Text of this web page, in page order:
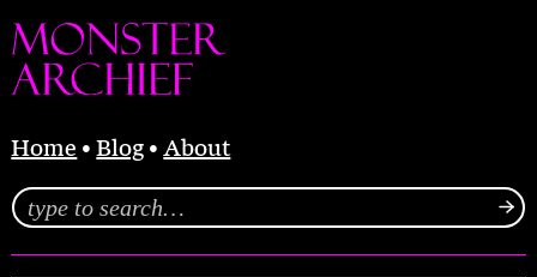
Home Blog About